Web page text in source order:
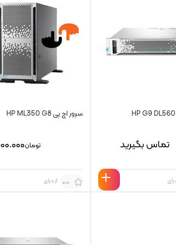
تماس بگیرید
سرور اچ پی HP ML350 G8
تومان
0.0 از 0 رای